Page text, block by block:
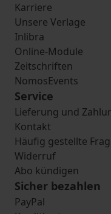
Karriere
Unsere Verlage
Inlibra
Online-Module
Zeitschriften
NomosEvents
Service
Lieferung und
Kontakt
Häufig gestellte
Widerruf
Abo kündigen
Sicher bezahlen
PayPal